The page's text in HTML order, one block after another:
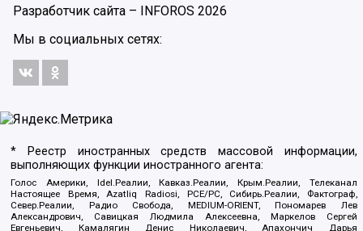
Разработчик сайта – INFOROS 2026
Мы в социальных сетях:
* Реестр иностранных средств массовой информации,
выполняющих функции иностранного агента:
Голос Америки, Idel.Реалии, Кавказ.Реалии, Крым.Реалии, Телеканал
Настоящее Время, Azatliq Radiosi, PCE/PC, Сибирь.Реалии, Фактограф,
Север.Реалии, Радио Свобода, MEDIUM-ORIENT, Пономарев Лев
Александрович, Савицкая Людмила Алексеевна, Маркелов Сергей
Евгеньевич, Камалягин Денис Николаевич, Апахончич Дарья